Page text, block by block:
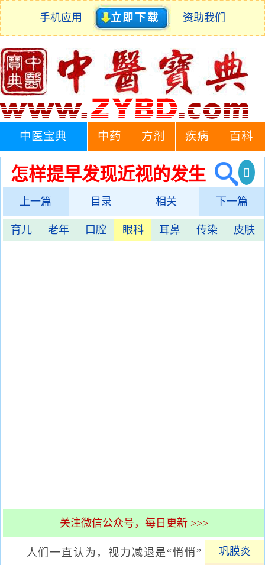
手机应用 立即下载 资助我们
中医宝典 中药 方剂 疾病 百科
怎样提早发现近视的发生
上一篇 目录 相关 下一篇
育儿 老年 口腔 眼科 耳鼻 传染 皮肤
关注微信公众号，每日更新 >>>
巩膜炎
人们一直认为，视力减退是“悄悄”